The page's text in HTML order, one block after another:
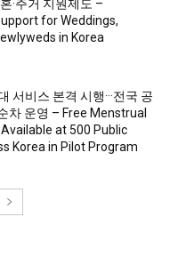
·주거 지원제도 –
for Weddings,
in Korea
서비스 본격 시행···전국 공
차 운영 – Free Menstrual
at 500 Public
Korea in Pilot Program